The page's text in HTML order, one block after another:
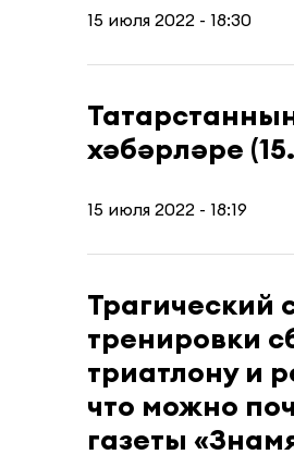
15 июля 2022 - 18:30
хәбәрләре
15 июля 2022 - 18:19
Трагический
тренировки
триатлону и
что можно
газеты